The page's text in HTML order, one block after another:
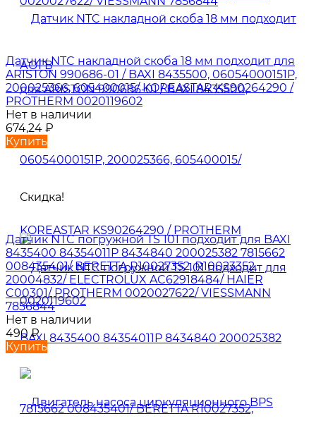
Датчик NTC накладной скоба 18 мм подходит для
ARISTON 990686-01 / BAXI 8435500, 06054000151P,
200025366, 605400015/ KOREASTAR KS90264290 /
PROTHERM 0020119602
Нет в наличии
674,24 ₽
Купить
Скидка!
Датчик NTC погружной TS 101 подходит для BAXI
8435400 84354011P 8434840 200025382 7815662
008435401/ BERETTA R10027352, R10023352,
20004832/ ELECTROLUX AC62918484/ HAIER
C00301/ PROTHERM 0020027622/ VIESSMANN
7856844
Нет в наличии
490₽
Купить